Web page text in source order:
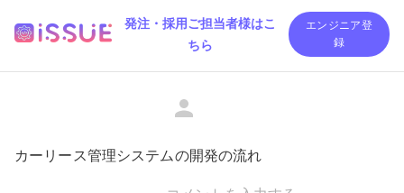
発注・採用ご担当者様はこ
ちら
エンジニア登
録
カーリース管理システムの開発の流れ